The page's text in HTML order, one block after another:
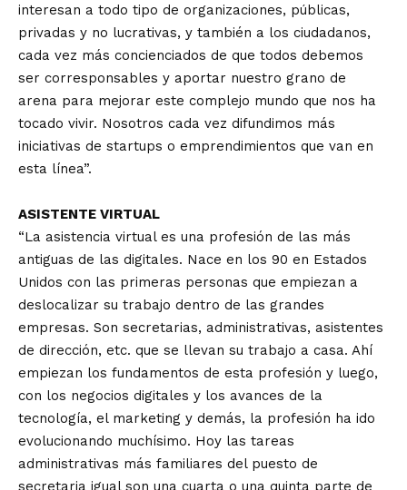
interesan a todo tipo de organizaciones, públicas,
privadas y no lucrativas, y también a los ciudadanos,
cada vez más concienciados de que todos debemos
ser corresponsables y aportar nuestro grano de
arena para mejorar este complejo mundo que nos ha
tocado vivir. Nosotros cada vez difundimos más
iniciativas de startups o emprendimientos que van en
esta línea”.
ASISTENTE VIRTUAL
“La asistencia virtual es una profesión de las más
antiguas de las digitales. Nace en los 90 en Estados
Unidos con las primeras personas que empiezan a
deslocalizar su trabajo dentro de las grandes
empresas. Son secretarias, administrativas, asistentes
de dirección, etc. que se llevan su trabajo a casa. Ahí
empiezan los fundamentos de esta profesión y luego,
con los negocios digitales y los avances de la
tecnología, el marketing y demás, la profesión ha ido
evolucionando muchísimo. Hoy las tareas
administrativas más familiares del puesto de
secretaria igual son una cuarta o una quinta parte de